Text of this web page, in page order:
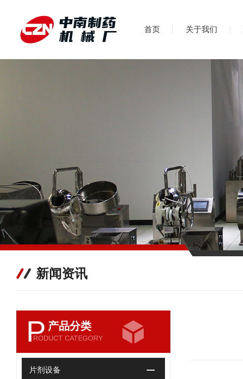
首页 关于我们
新闻资讯
P 产品分类
RODUCT CATEGORY
片剂设备